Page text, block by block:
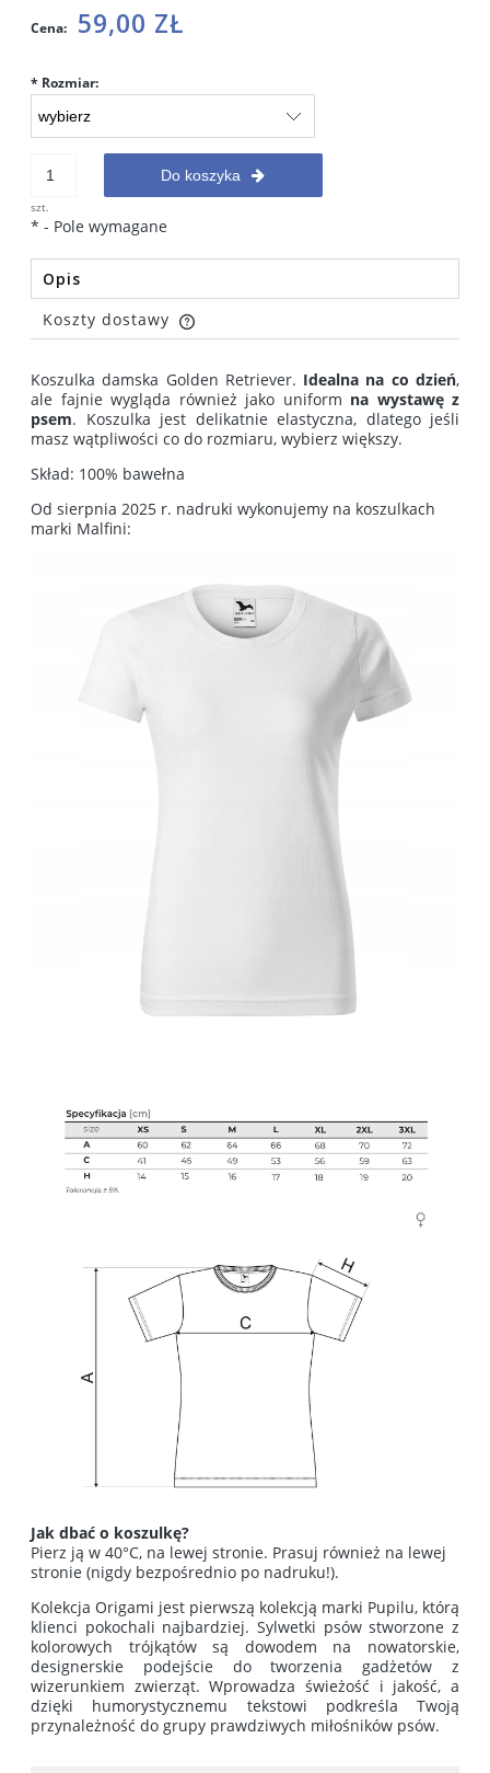
Cena: 59,00 ZŁ
* Rozmiar:
szt.
Do koszyka
* - Pole wymagane
Opis
Koszty dostawy
Cena nie zawiera ewentualnych kosztów płatności
Koszulka damska Golden Retriever. Idealna na co dzień,
ale fajnie wygląda również jako uniform na wystawę z
psem. Koszulka jest delikatnie elastyczna, dlatego jeśli
masz wątpliwości co do rozmiaru, wybierz większy.
Skład: 100% bawełna
Od sierpnia 2025 r. nadruki wykonujemy na koszulkach
marki Malfini:
Jak dbać o koszulkę?
Pierz ją w 40°C, na lewej stronie. Prasuj również na lewej
stronie (nigdy bezpośrednio po nadruku!).
Kolekcja Origami jest pierwszą kolekcją marki Pupilu, którą
klienci pokochali najbardziej. Sylwetki psów stworzone z
kolorowych trójkątów są dowodem na nowatorskie,
designerskie podejście do tworzenia gadżetów z
wizerunkiem zwierząt. Wprowadza świeżość i jakość, a
dzięki humorystycznemu tekstowi podkreśla Twoją
przynależność do grupy prawdziwych miłośników psów.